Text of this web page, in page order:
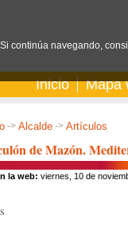
Inicio Mapa
-> Alcalde -> Artículos
de Mazón.
la web: viernes, 10 de
continúa navegando,